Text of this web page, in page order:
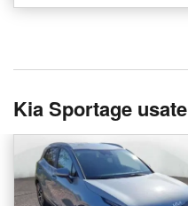
Kia Sportage usate